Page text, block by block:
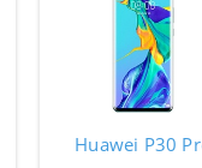
Huawei P30